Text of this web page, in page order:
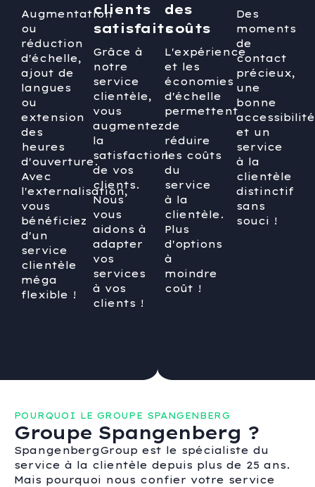
Augmentation
ou
réduction
d'échelle,
ajout de
langues
ou
extension
des
heures
d'ouverture.
Avec
l'externalisation,
vous
bénéficiez
d'un
service
clientèle
méga
flexible !
clients
satisfaits
Grâce à
notre
service
clientèle,
vous
augmentez
la
satisfaction
de vos
clients.
Nous
vous
aidons à
adapter
vos
services
à vos
clients !
des
coûts
L'expérience
et les
économies
d'échelle
permettent
de
réduire
les coûts
du
service
à la
clientèle.
Plus
d'options
à
moindre
coût !
Des
moments
de
contact
précieux,
une
bonne
accessibilité
et un
service
à la
clientèle
distinctif
sans
souci !
POURQUOI LE GROUPE SPANGENBERG
Groupe Spangenberg ?
SpangenbergGroup est le spécialiste du
service à la clientèle depuis plus de 25 ans.
Mais pourquoi nous confier votre service